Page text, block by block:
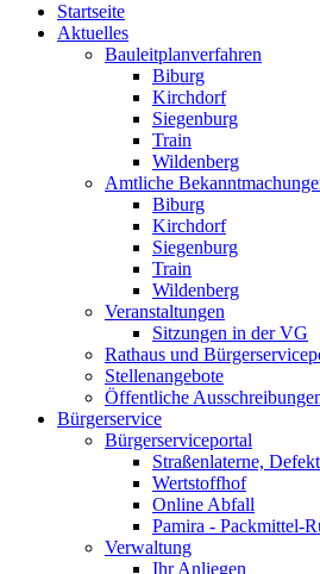
Startseite
Aktuelles
Bauleitplanverfahren
Biburg
Kirchdorf
Siegenburg
Train
Wildenberg
Amtliche
Biburg
Kirchdorf
Siegenburg
Train
Wildenberg
Veranstaltungen
Sitzungen in der VG
Rathaus und
Stellenangebote
Öffentliche
Bürgerservice
Bürgerserviceportal
Straßenlaterne,
Wertstoffhof
Online Abfall
Pamira - Packmittel-
Verwaltung
Ihr Anliegen